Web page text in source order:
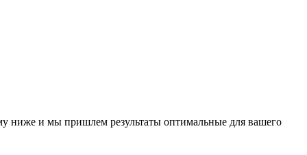
ниже и мы пришлем результаты оптимальные для вашего